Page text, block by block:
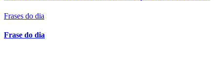
Frases do dia
Frase do dia